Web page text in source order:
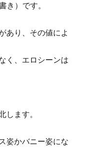
き）です。
あり、その値によ
く、エロシーンは
します。
姿かバニー姿にな